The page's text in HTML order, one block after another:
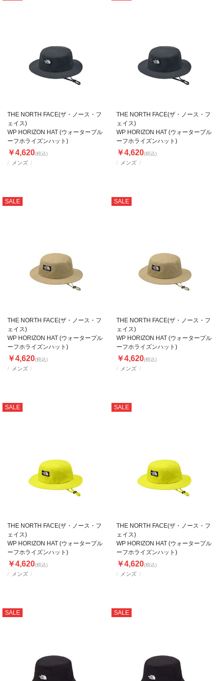
メンズ
THE NORTH FACE(ザ・ノース・フ
ェイス)
WP HORIZON HAT (ウォータープル
ーフホライズンハット)
￥4,620(税込)
メンズ
THE NORTH FACE(ザ・ノース・フ
ェイス)
WP HORIZON HAT (ウォータープル
ーフホライズンハット)
￥4,620(税込)
SALE
メンズ
THE NORTH FACE(ザ・ノース・フ
ェイス)
WP HORIZON HAT (ウォータープル
ーフホライズンハット)
￥4,620(税込)
SALE
メンズ
THE NORTH FACE(ザ・ノース・フ
ェイス)
WP HORIZON HAT (ウォータープル
ーフホライズンハット)
￥4,620(税込)
SALE
メンズ
THE NORTH FACE(ザ・ノース・フ
ェイス)
WP HORIZON HAT (ウォータープル
ーフホライズンハット)
￥4,620(税込)
SALE
メンズ
THE NORTH FACE(ザ・ノース・フ
ェイス)
WP HORIZON HAT (ウォータープル
ーフホライズンハット)
￥4,620(税込)
SALE SALE